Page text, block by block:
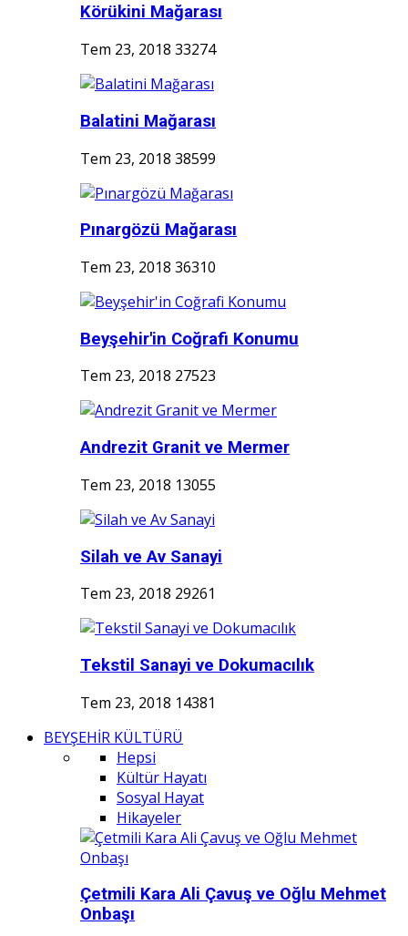
Körükini Mağarası
Tem 23, 2018 33274
Balatini Mağarası
Tem 23, 2018 38599
Pınargözü Mağarası
Tem 23, 2018 36310
Beyşehir'in Coğrafi Konumu
Tem 23, 2018 27523
Andrezit Granit ve Mermer
Tem 23, 2018 13055
Silah ve Av Sanayi
Tem 23, 2018 29261
Tekstil Sanayi ve Dokumacılık
Tem 23, 2018 14381
BEYŞEHİR KÜLTÜRÜ
Hepsi
Kültür Hayatı
Sosyal Hayat
Hikayeler
Çetmili Kara Ali Çavuş ve Oğlu Mehmet
Onbaşı